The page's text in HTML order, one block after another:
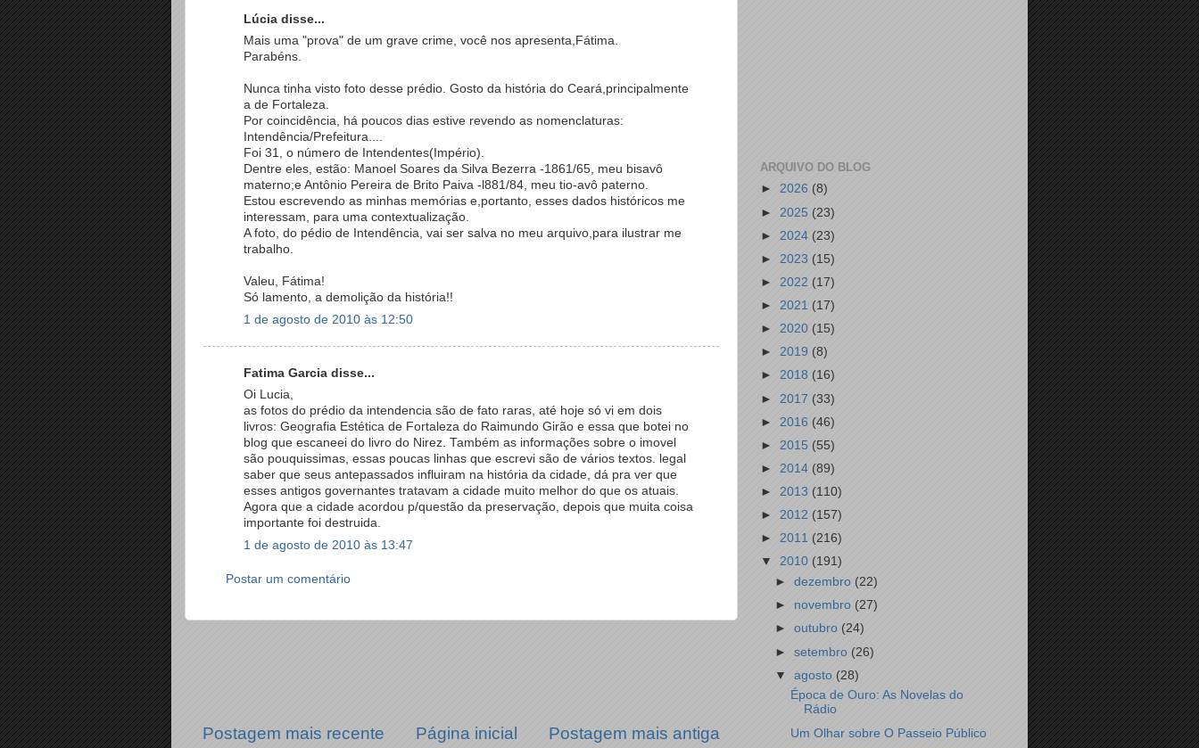
Lúcia disse...
Mais uma "prova" de um grave crime, você nos apresenta,Fátima.
Parabéns.
Nunca tinha visto foto desse prédio. Gosto da história do Ceará,principalmente
a de Fortaleza.
Por coincidência, há poucos dias estive revendo as nomenclaturas:
Intendência/Prefeitura....
Foi 31, o número de Intendentes(Império).
Dentre eles, estão: Manoel Soares da Silva Bezerra -1861/65, meu bisavô
materno;e Antônio Pereira de Brito Paiva -l881/84, meu tio-avô paterno.
Estou escrevendo as minhas memórias e,portanto, esses dados históricos me
interessam, para uma contextualização.
A foto, do pédio de Intendência, vai ser salva no meu arquivo,para ilustrar me
trabalho.
Valeu, Fátima!
Só lamento, a demolição da história!!
1 de agosto de 2010 às 12:50
Fatima Garcia disse...
Oi Lucia,
as fotos do prédio da intendencia são de fato raras, até hoje só vi em dois
livros: Geografia Estética de Fortaleza do Raimundo Girão e essa que botei no
blog que escaneei do livro do Nirez. Também as informações sobre o imovel
são pouquissimas, essas poucas linhas que escrevi são de vários textos. legal
saber que seus antepassados influiram na história da cidade, dá pra ver que
esses antigos governantes tratavam a cidade muito melhor do que os atuais.
Agora que a cidade acordou p/questão da preservação, depois que muita coisa
importante foi destruida.
1 de agosto de 2010 às 13:47
Postar um comentário
Postagem mais recente Postagem mais antiga
Página inicial
ARQUIVO DO BLOG
► 2026 (8)
► 2025 (23)
► 2024 (23)
► 2023 (15)
► 2022 (17)
► 2021 (17)
► 2020 (15)
► 2019 (8)
► 2018 (16)
► 2017 (33)
► 2016 (46)
► 2015 (55)
► 2014 (89)
► 2013 (110)
► 2012 (157)
► 2011 (216)
▼ 2010 (191)
►dezembro (22)
► novembro (27)
►outubro (24)
►setembro(26)
▼agosto (28)
Época de Ouro: As Novelas do
Rádio
Um Olhar sobre O Passeio Público